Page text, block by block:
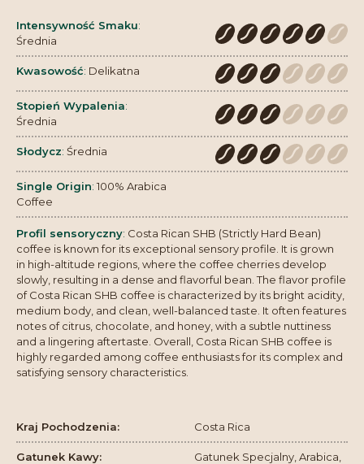
Intensywność Smaku:
Średnia
Kwasowość: Delikatna
Stopień Wypalenia:
Średnia
Słodycz: Średnia
Single Origin: 100% Arabica
Coffee
Profil sensoryczny: Costa Rican SHB (Strictly Hard Bean)
coffee is known for its exceptional sensory profile. It is grown
in high-altitude regions, where the coffee cherries develop
slowly, resulting in a dense and flavorful bean. The flavor profile
of Costa Rican SHB coffee is characterized by its bright acidity,
medium body, and clean, well-balanced taste. It often features
notes of citrus, chocolate, and honey, with a subtle nuttiness
and a lingering aftertaste. Overall, Costa Rican SHB coffee is
highly regarded among coffee enthusiasts for its complex and
satisfying sensory characteristics.
Kraj Pochodzenia: Costa Rica
Gatunek Kawy: Gatunek Specjalny, Arabica,